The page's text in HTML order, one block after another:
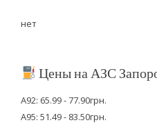
нет
Цены на АЗС
А92: 65.99 - 77.90грн.
А95: 51.49 - 83.50грн.